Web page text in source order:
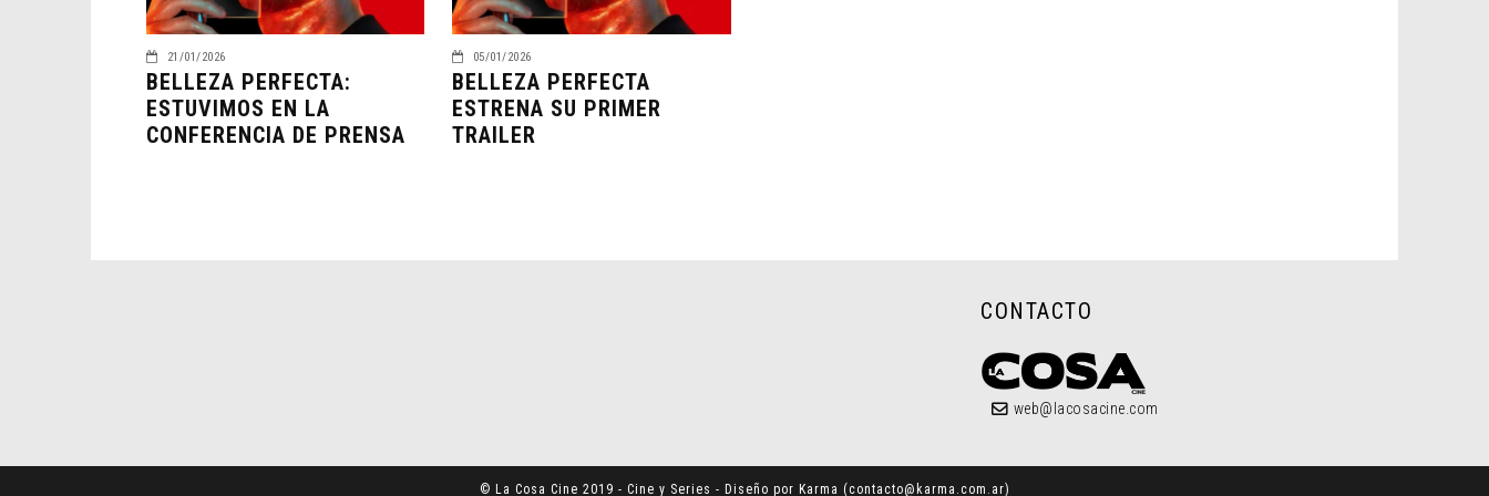
21/01/2026
BELLEZA PERFECTA:
ESTUVIMOS EN LA
CONFERENCIA DE PRENSA
05/01/2026
BELLEZA PERFECTA
ESTRENA SU PRIMER
TRAILER
CONTACTO
web@lacosacine.com
© La Cosa Cine 2019 - Cine y Series - Diseño por Karma (contacto@karma.com.ar)